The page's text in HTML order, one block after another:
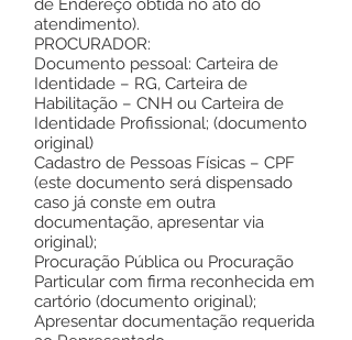
de Endereço obtida no ato do
atendimento).
PROCURADOR:
Documento pessoal: Carteira de
Identidade – RG, Carteira de
Habilitação – CNH ou Carteira de
Identidade Profissional; (documento
original)
Cadastro de Pessoas Físicas – CPF
(este documento será dispensado
caso já conste em outra
documentação, apresentar via
original);
Procuração Pública ou Procuração
Particular com firma reconhecida em
cartório (documento original);
Apresentar documentação requerida